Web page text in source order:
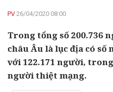
PV 26/04/2020 08:00
Trong tổng số 200.736
châu Âu là lục địa có
với 122.171 người,
người thiệt mạng.